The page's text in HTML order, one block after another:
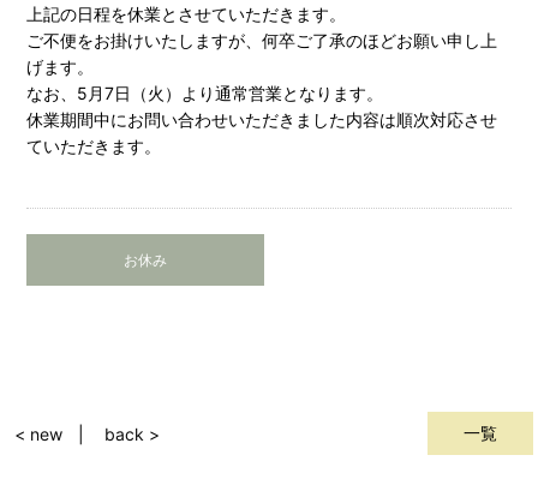
上記の日程を休業とさせていただきます。
ご不便をお掛けいたしますが、何卒ご了承のほどお願い申し上
げます。
なお、5月7日（火）より通常営業となります。
休業期間中にお問い合わせいただきました内容は順次対応させ
ていただきます。
お休み
一覧
< new back >